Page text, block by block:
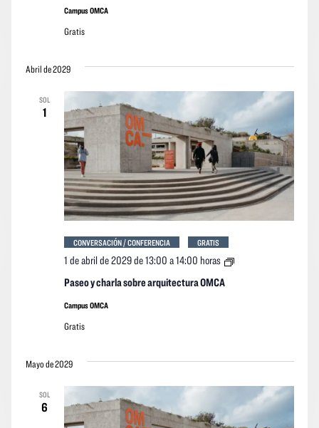
Campus OMCA
Gratis
Abril de 2029
SOL
1
Paseo y charla sobre arquitectura OMCA
1 de abril de 2029 de 13:00 a14:00 horas
Paseo
CONVERSACIÓN / CONFERENCIA GRATIS
Campus OMCA
Gratis
Mayo de 2029
SOL
6